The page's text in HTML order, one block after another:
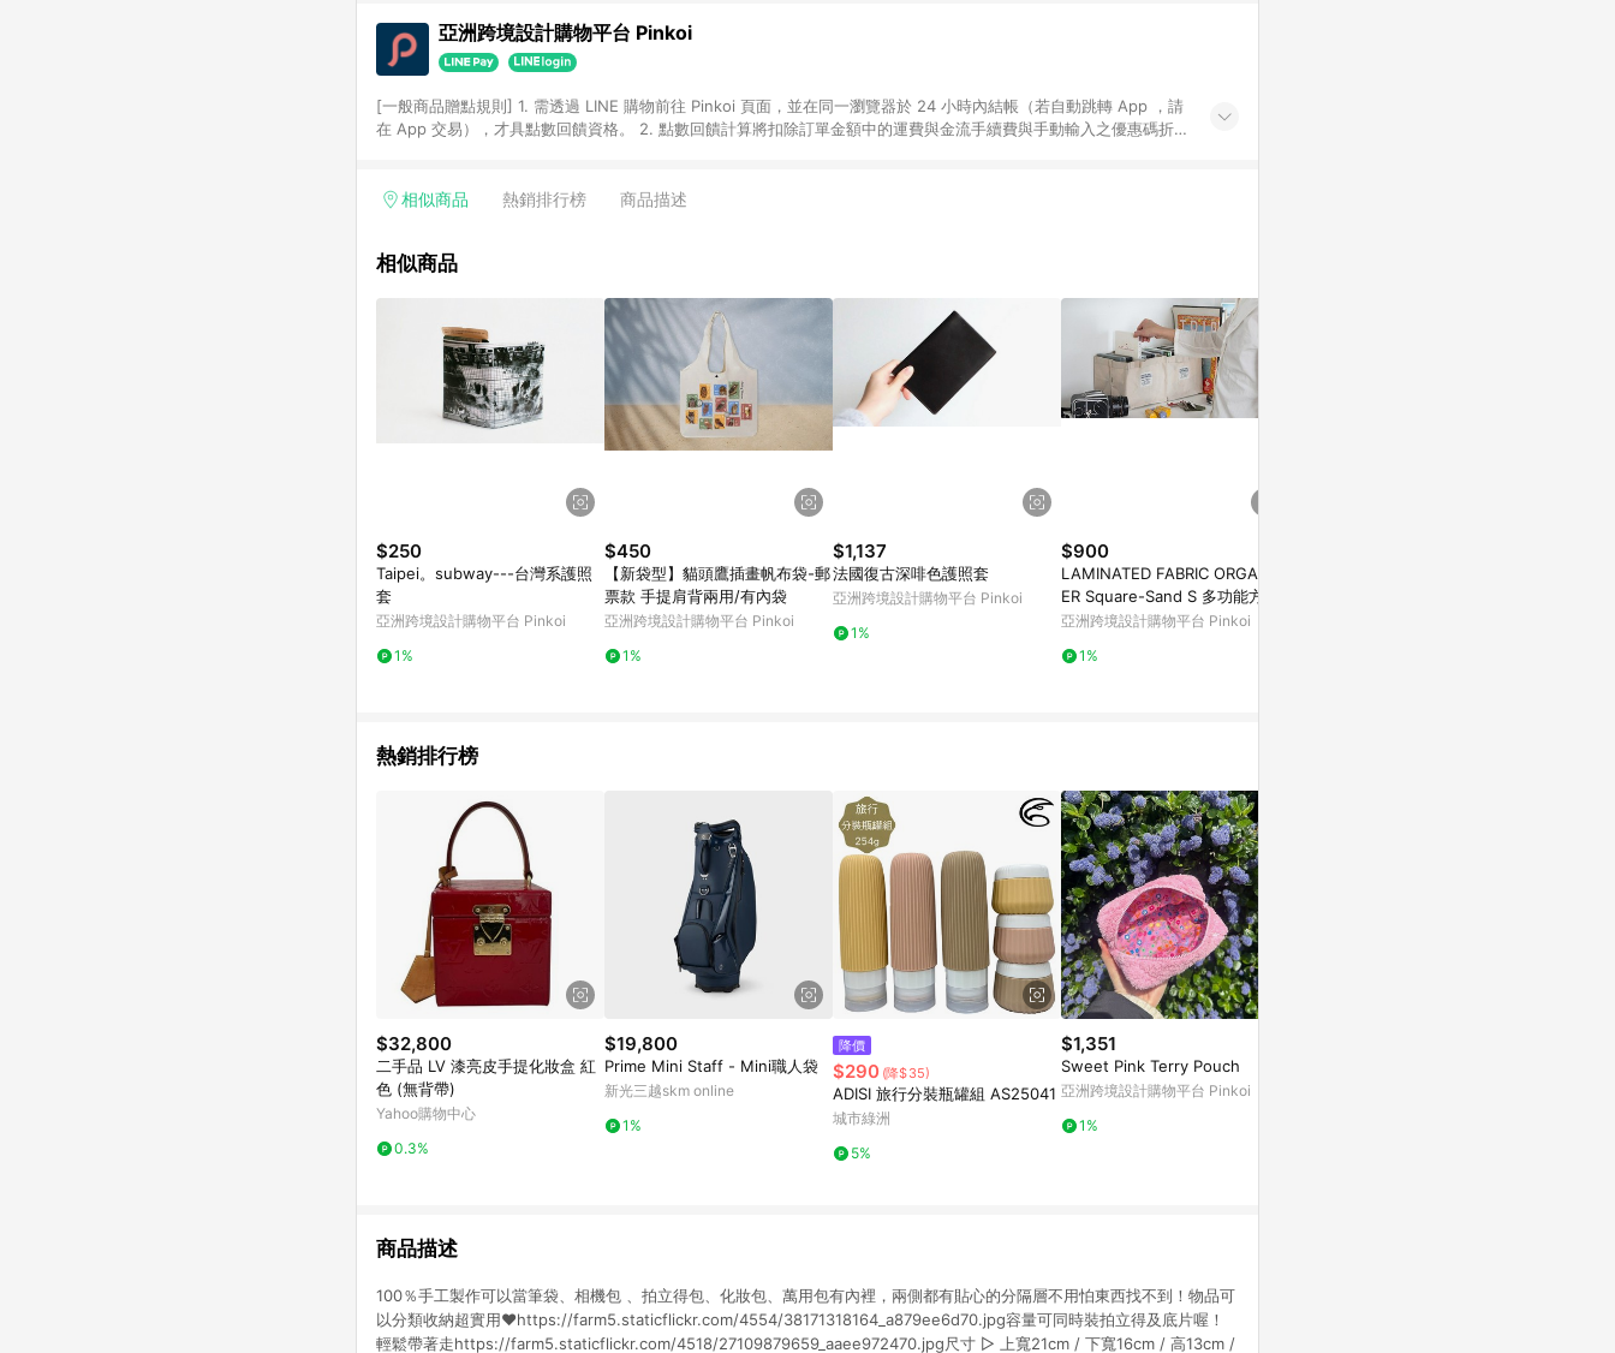
亞洲跨境設計購物平台 Pinkoi
[一般商品贈點規則] 1. 需透過 LINE 購物前往 Pinkoi 頁面，並在同一瀏覽器於 24 小時內結帳（若自動跳轉 App ，請
在 App 交易），才具點數回饋資格。 2. 點數回饋計算將扣除訂單金額中的運費與金流手續費與手動輸入之優惠碼折
格，部分退款不在此限。 6. APP 請更新至Android v4.6.0 / iOS v4.1.5 以上才具贈點資格。 7. 點數將於出貨後 45 天
使用規則請以點數紅包活動說明為準。 11. 若於 LINE 購物前往 Pinkoi 頁面後才首次下載 Pinkoi APP 並完成訂單，不
相似商品 熱銷排行榜 商品描述
相似商品
$250
Taipei。subway---台灣系護照
套
亞洲跨境設計購物平台 Pinkoi
1%
$450
【新袋型】貓頭鷹插畫帆布袋-郵
票款 手提肩背兩用/有內袋
亞洲跨境設計購物平台 Pinkoi
1%
$1,137
法國復古深啡色護照套
亞洲跨境設計購物平台 Pinkoi
1%
$900
LAMINATED FABRIC ORGANIZ
ER Square-Sand S 多功能方型
收納袋 小
亞洲跨境設計購物平台 Pinkoi
1%
熱銷排行榜
$32,800
二手品 LV 漆亮皮手提化妝盒 紅
色 (無背帶)
Yahoo購物中心
0.3%
$19,800
Prime Mini Staff - Mini職人袋
新光三越skm online
1%
降價
$290 (降$35)
ADISI 旅行分裝瓶罐組 AS25041
城市綠洲
5%
$1,351
Sweet Pink Terry Pouch
亞洲跨境設計購物平台 Pinkoi
1%
商品描述
100％手工製作可以當筆袋、相機包 、拍立得包、化妝包、萬用包有內裡，兩側都有貼心的分隔層不用怕東西找不到！物品可
以分類收納超實用♥https://farm5.staticflickr.com/4554/38171318164_a879ee6d70.jpg容量可同時裝拍立得及底片喔！
輕鬆帶著走https://farm5.staticflickr.com/4518/27109879659_aaee972470.jpg尺寸 ▻ 上寬21cm / 下寬16cm / 高13cm /